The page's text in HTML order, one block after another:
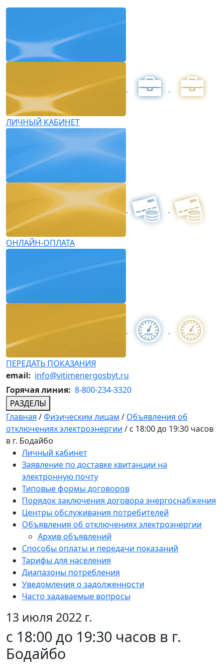
ЛИЧНЫЙ КАБИНЕТ
ОНЛАЙН-ОПЛАТА
ПЕРЕДАТЬ ПОКАЗАНИЯ
email: info@vitimenergosbyt.ru
Горячая линия: 8-800-234-3320
РАЗДЕЛЫ
Главная /Физическим лицам / Объявления об
отключениях электроэнергии / с 18:00 до 19:30 часов
в г. Бодайбо
Личный кабинет
Заявление по доставке квитанции на
электронную почту
Типовые формы договоров
Порядок заключения договора энергоснабжения
Центры обслуживания потребителей
Объявления об отключениях электроэнергии
Архив объявлений
Способы оплаты и передачи показаний
Тарифы для населения
Диапазоны потребления
Уведомления о задолженности
Часто задаваемые вопросы
13 июля 2022 г.
с 18:00 до 19:30 часов в г.
Бодайбо